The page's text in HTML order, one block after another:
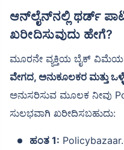
ಆನ್‌ಲೈನ್‌ನಲ್ಲಿ ಥರ್ಡ್ ಪಾರ್ಟಿ ಬೈಕ್ ವಿಮೆಯನ್ನು
ಖರೀದಿಸುವುದು ಹೇಗೆ?
ಮೂರನೇ ವ್ಯಕ್ತಿಯ ಬೈಕ್
ವೇಗದ, ಅನುಕೂಲಕರ ಮತ್ತು ಒಳ್ಳೆ
ಅನುಸರಿಸುವ ಮೂಲಕ ನೀವು
ಸುಲಭವಾಗಿ ಖರೀದಿಸಬಹುದು:
ಹಂತ 1: